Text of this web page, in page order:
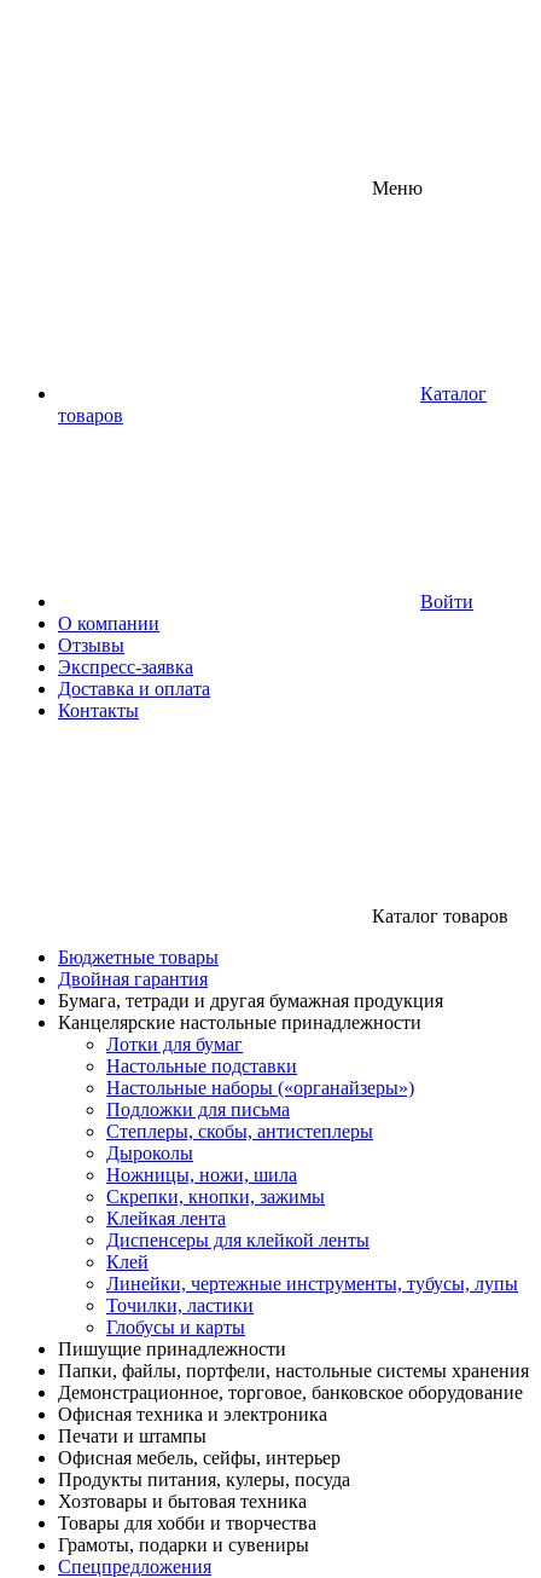
Меню
Каталог
товаров
Войти
О компании
Отзывы
Экспресс-заявка
Доставка и оплата
Контакты
Каталог товаров
Бюджетные товары
Двойная гарантия
Бумага, тетради и другая бумажная продукция
Канцелярские настольные принадлежности
Лотки для бумаг
Настольные подставки
Настольные наборы («органайзеры»)
Подложки для письма
Степлеры, скобы, антистеплеры
Дыроколы
Ножницы, ножи, шила
Скрепки, кнопки, зажимы
Клейкая лента
Диспенсеры для клейкой ленты
Клей
Линейки, чертежные инструменты, тубусы, лупы
Точилки, ластики
Глобусы и карты
Пишущие принадлежности
Папки, файлы, портфели, настольные системы хранения
Демонстрационное, торговое, банковское оборудование
Офисная техника и электроника
Печати и штампы
Офисная мебель, сейфы, интерьер
Продукты питания, кулеры, посуда
Хозтовары и бытовая техника
Товары для хобби и творчества
Грамоты, подарки и сувениры
Спецпредложения